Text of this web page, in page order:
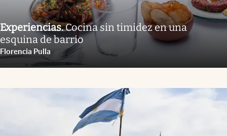
Experiencias.Cocina sin timidez en una
esquina de barrio
Florencia Pulla